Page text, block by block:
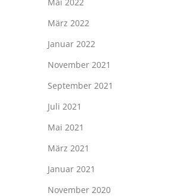
März 2022
Januar 2022
November 2021
September 2021
Juli 2021
Mai 2021
März 2021
Januar 2021
November 2020